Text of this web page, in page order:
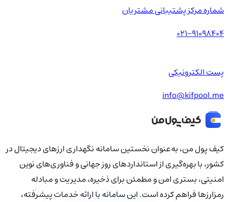
شماره مرکز پشتیبانی مشتریان
021-91098404
پست الکترونیکی
info@kifpool.me
کیف‌ پول من، به‌عنوان نخستین سامانه نگهداری ارزهای دیجیتال در
کشور، با بهره‌گیری از استانداردهای روز جهانی و فناوری‌های نوین
امنیتی، بستری امن و مطمئن برای ذخیره، مدیریت و مبادله
رمزارزها فراهم کرده است. این سامانه با ارائه خدمات پیشرفته،